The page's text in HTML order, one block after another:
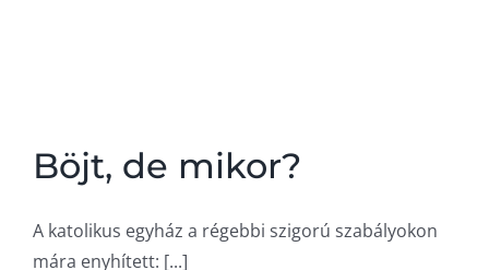
Böjt, de mikor?
A katolikus egyház a régebbi szigorú szabályokon
mára enyhített: [...]